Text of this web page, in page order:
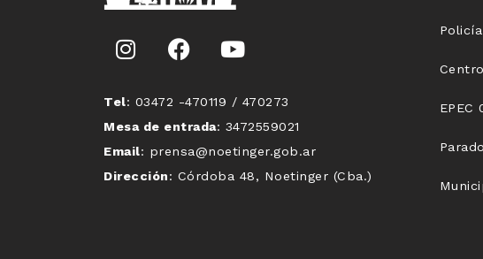
Tel: 03472 -470119 / 470273
Mesa de entrada: 3472559021
Email: prensa@noetinger.gob.ar
Dirección: Córdoba 48, Noetinger (Cba.)
Policía
EPEC